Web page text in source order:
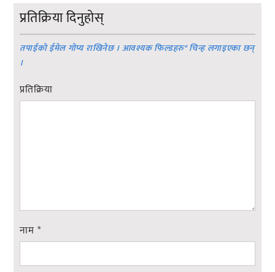
प्रतिक्रिया दिनुहोस्
तपाईको ईमेल गोप्य राखिनेछ । आवश्यक फिल्डहरु*चिन्ह लगाइएका छन्
।
प्रतिक्रिया
नाम *